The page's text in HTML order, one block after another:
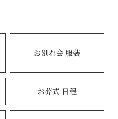
お別れ会 服装
お葬式 日程